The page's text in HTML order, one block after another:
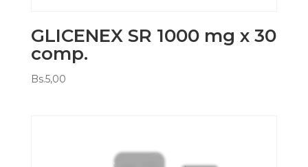
GLICENEX SR 1000 mg x 30
comp.
Bs.5,00